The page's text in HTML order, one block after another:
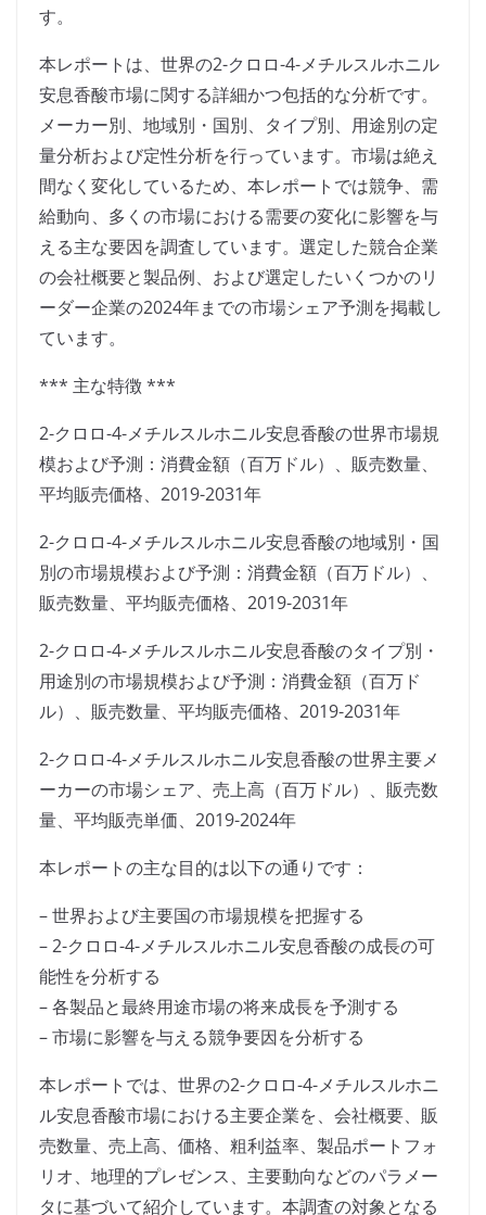
す。
本レポートは、世界の2-クロロ-4-メチルスルホニル
安息香酸市場に関する詳細かつ包括的な分析です。
メーカー別、地域別・国別、タイプ別、用途別の定
量分析および定性分析を行っています。市場は絶え
間なく変化しているため、本レポートでは競争、需
給動向、多くの市場における需要の変化に影響を与
える主な要因を調査しています。選定した競合企業
の会社概要と製品例、および選定したいくつかのリ
ーダー企業の2024年までの市場シェア予測を掲載し
ています。
*** 主な特徴 ***
2-クロロ-4-メチルスルホニル安息香酸の世界市場規
模および予測：消費金額（百万ドル）、販売数量、
平均販売価格、2019-2031年
2-クロロ-4-メチルスルホニル安息香酸の地域別・国
別の市場規模および予測：消費金額（百万ドル）、
販売数量、平均販売価格、2019-2031年
2-クロロ-4-メチルスルホニル安息香酸のタイプ別・
用途別の市場規模および予測：消費金額（百万ド
ル）、販売数量、平均販売価格、2019-2031年
2-クロロ-4-メチルスルホニル安息香酸の世界主要メ
ーカーの市場シェア、売上高（百万ドル）、販売数
量、平均販売単価、2019-2024年
本レポートの主な目的は以下の通りです：
– 世界および主要国の市場規模を把握する
– 2-クロロ-4-メチルスルホニル安息香酸の成長の可
能性を分析する
– 各製品と最終用途市場の将来成長を予測する
– 市場に影響を与える競争要因を分析する
本レポートでは、世界の2-クロロ-4-メチルスルホニ
ル安息香酸市場における主要企業を、会社概要、販
売数量、売上高、価格、粗利益率、製品ポートフォ
リオ、地理的プレゼンス、主要動向などのパラメー
タに基づいて紹介しています。本調査の対象となる